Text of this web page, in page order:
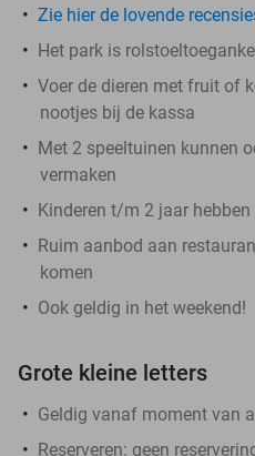
Zie hier de lovende
Het park is
Voer de dieren met fruit of
nootjes bij de kassa
Met 2 speeltuinen kunnen
vermaken
Kinderen t/m 2 jaar
Ruim aanbod aan
komen
Ook geldig in het weekend!
Grote kleine letters
Geldig vanaf moment van
Reserveren: geen